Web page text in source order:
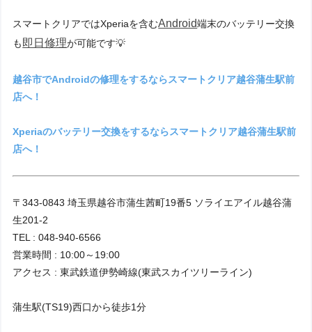
スマートクリアではXperiaを含むAndroid端末のバッテリー交換
も即日修理が可能です💡
越谷市でAndroidの修理をするならスマートクリア越谷蒲生駅前
店へ！
Xperiaのバッテリー交換をするならスマートクリア越谷蒲生駅前
店へ！
〒343-0843 埼玉県越谷市蒲生茜町19番5 ソライエアイル越谷蒲
生201-2
TEL : 048-940-6566
営業時間 : 10:00～19:00
アクセス : 東武鉄道伊勢崎線(東武スカイツリーライン)
蒲生駅(TS19)西口から徒歩1分